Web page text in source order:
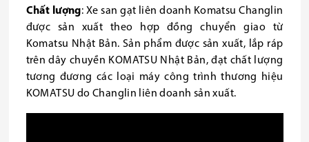
Chất lượng: Xe san gạt liên doanh Komatsu Changlin
được sản xuất theo hợp đồng chuyển giao từ
Komatsu Nhật Bản. Sản phẩm được sản xuất, lắp ráp
trên dây chuyền KOMATSU Nhật Bản, đạt chất lượng
tương đương các loại máy công trình thương hiệu
KOMATSU do Changlin liên doanh sản xuất.